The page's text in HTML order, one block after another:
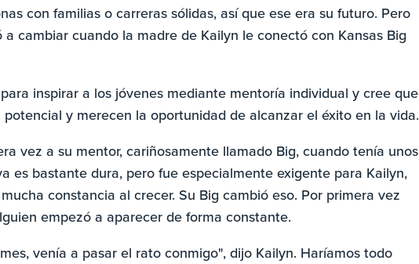
con familias o carreras sólidas, así que ese era su futuro. Pero
cambiar cuando la madre de Kailyn le conectó con Kansas Big
inspirar a los jóvenes mediante mentoría individual y cree que
y merecen la oportunidad de alcanzar el éxito en la vida.
vez a su mentor, cariñosamente llamado Big, cuando tenía unos
es bastante dura, pero fue especialmente exigente para Kailyn,
constancia al crecer. Su Big cambió eso. Por primera vez
empezó a aparecer de forma constante.
venía a pasar el rato conmigo", dijo Kailyn. Haríamos todo